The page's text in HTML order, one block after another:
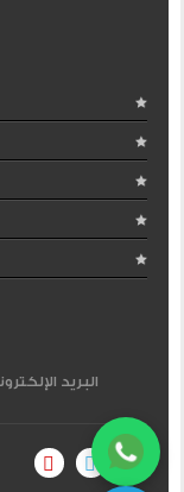
البريد